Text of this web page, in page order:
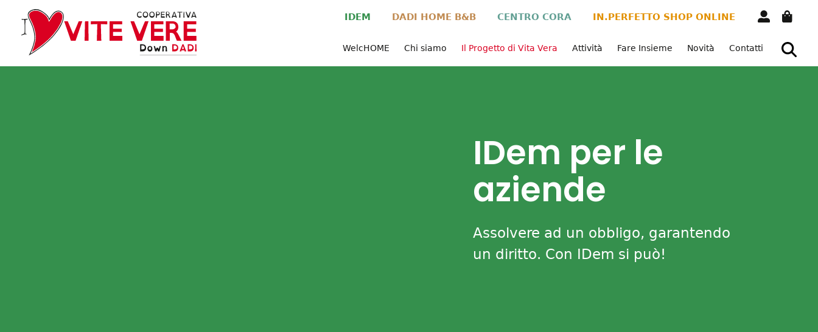
IDEM DADI HOME B&B CENTRO CORA IN.PERFETTO SHOP ONLINE
WelcHOME Chi siamo Il Progetto di Vita Vera Attività Fare Insieme Novità Contatti
IDem per le
aziende
Assolvere ad un obbligo, garantendo
un diritto. Con IDem si può!